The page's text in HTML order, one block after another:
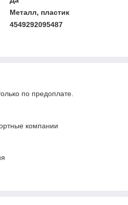
Металл, пластик
4549292095487
по предоплате.
компании